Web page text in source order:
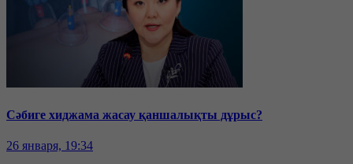
Сәбиге хиджама жасау қаншалықты дұрыс?
26 января, 19:34